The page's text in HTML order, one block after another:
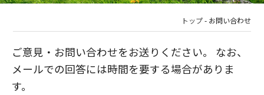
トップ - お問い合わせ
ご意見・お問い合わせをお送りください。 なお、
メールでの回答には時間を要する場合がありま
す。